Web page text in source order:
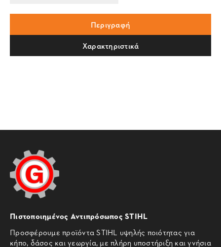
Περιγραφή
Χαρακτηριστικά
Πιστοποιημένος Αντιπρόσωπος STIHL
Προσφέρουμε προϊόντα STIHL υψηλής ποιότητας για
κήπο, δάσος και γεωργία, με πλήρη υποστήριξη και γνήσια